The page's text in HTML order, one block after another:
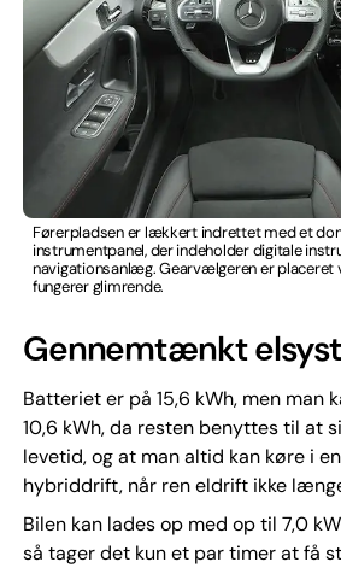
Førerpladsen er lækkert indrettet med et
instrumentpanel, der indeholder digitale
navigationsanlæg. Gearvælgeren er placeret
fungerer glimrende.
Gennemtænkt
Batteriet er på 15,6 kWh, men man
10,6 kWh, da resten benyttes til at
levetid, og at man altid kan køre i
hybriddrift, når ren eldrift ikke
Bilen kan lades op med op til 7,0
så tager det kun et par timer at få